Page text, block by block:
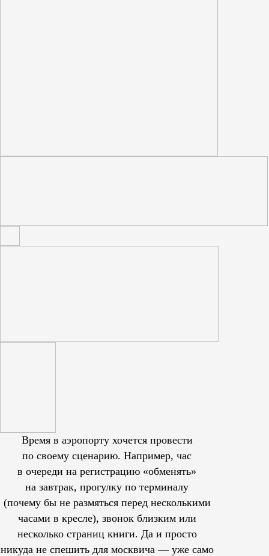
Время в аэропорту хочется провести
по своему сценарию. Например, час
в очереди на регистрацию «обменять»
на завтрак, прогулку по терминалу
(почему бы не размяться перед несколькими
часами в кресле), звонок близким или
несколько страниц книги. Да и просто
никуда не спешить для москвича — уже само